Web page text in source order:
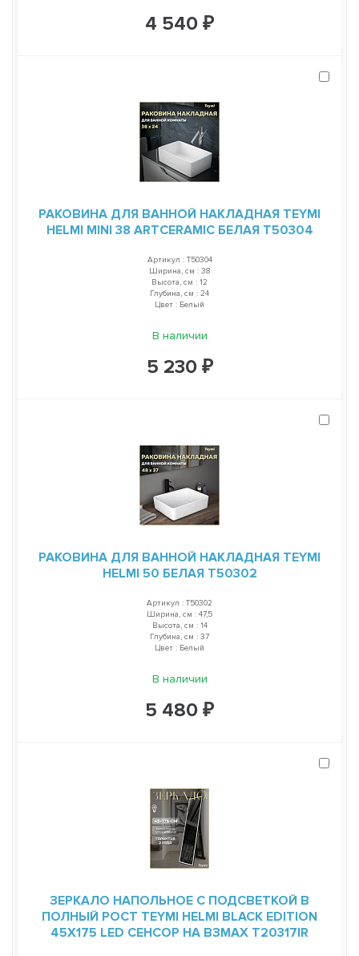
4 540 ₽
РАКОВИНА ДЛЯ ВАННОЙ НАКЛАДНАЯ TEYMI
HELMI MINI 38 ARTCERAMIC БЕЛАЯ T50304
Артикул : T50304
Ширина, см : 38
Высота, см : 12
Глубина, см : 24
Цвет : Белый
В наличии
5 230 ₽
РАКОВИНА ДЛЯ ВАННОЙ НАКЛАДНАЯ TEYMI
HELMI 50 БЕЛАЯ T50302
Артикул : T50302
Ширина, см : 47,5
Высота, см : 14
Глубина, см : 37
Цвет : Белый
В наличии
5 480 ₽
ЗЕРКАЛО НАПОЛЬНОЕ С ПОДСВЕТКОЙ В
ПОЛНЫЙ РОСТ TEYMI HELMI BLACK EDITION
45Х175 LED СЕНСОР НА ВЗМАХ T20317IR